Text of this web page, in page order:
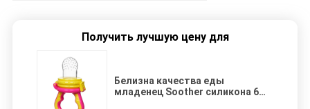
Получить лучшую цену для
Белизна качества еды
младенец Soother силикона 6